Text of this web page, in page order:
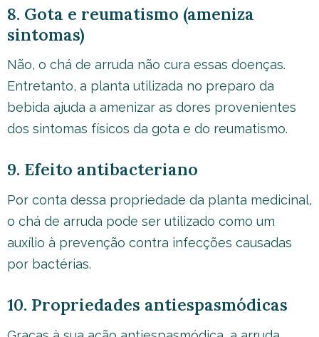
8. Gota e reumatismo (ameniza
sintomas)
Não, o chá de arruda não cura essas doenças.
Entretanto, a planta utilizada no preparo da
bebida ajuda a amenizar as dores provenientes
dos sintomas físicos da gota e do reumatismo.
9. Efeito antibacteriano
Por conta dessa propriedade da planta medicinal,
o chá de arruda pode ser utilizado como um
auxílio à prevenção contra infecções causadas
por bactérias.
10. Propriedades antiespasmódicas